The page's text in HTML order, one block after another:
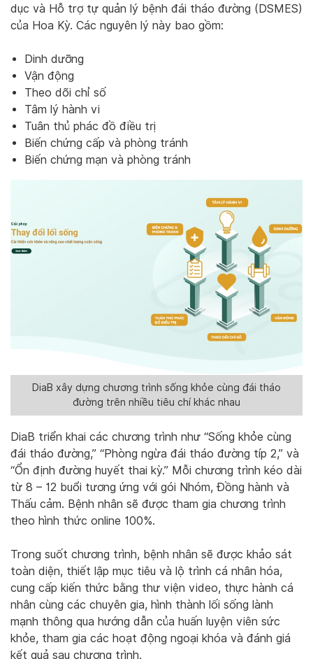
dục và Hỗ trợ tự quản lý bệnh đái tháo đường (DSMES)
của Hoa Kỳ. Các nguyên lý này bao gồm:
Dinh dưỡng
Vận động
Theo dõi chỉ số
Tâm lý hành vi
Tuân thủ phác đồ điều trị
Biến chứng cấp và phòng tránh
Biến chứng mạn và phòng tránh
DiaB xây dựng chương trình sống khỏe cùng đái tháo
đường trên nhiều tiêu chí khác nhau
DiaB triển khai các chương trình như “Sống khỏe cùng
đái tháo đường,” “Phòng ngừa đái tháo đường típ 2,” và
“Ổn định đường huyết thai kỳ.” Mỗi chương trình kéo dài
từ 8 – 12 buổi tương ứng với gói Nhóm, Đồng hành và
Thấu cảm. Bệnh nhân sẽ được tham gia chương trình
theo hình thức online 100%.
Trong suốt chương trình, bệnh nhân sẽ được khảo sát
toàn diện, thiết lập mục tiêu và lộ trình cá nhân hóa,
cung cấp kiến thức bằng thư viện video, thực hành cá
nhân cùng các chuyên gia, hình thành lối sống lành
mạnh thông qua hướng dẫn của huấn luyện viên sức
khỏe, tham gia các hoạt động ngoại khóa và đánh giá
kết quả sau chương trình.